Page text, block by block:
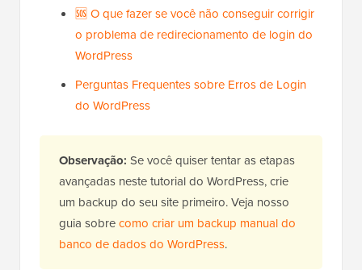
🆘 O que fazer se você não conseguir corrigir
o problema de redirecionamento de login do
WordPress
Perguntas Frequentes sobre Erros de Login
do WordPress
Observação: Se você quiser tentar as etapas
avançadas neste tutorial do WordPress, crie
um backup do seu site primeiro. Veja nosso
guia sobrecomo criar um backup manual do
banco de dados do WordPress.